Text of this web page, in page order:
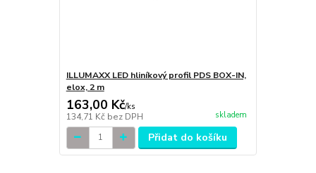
ILLUMAXX LED hliníkový profil PDS BOX-IN,
elox, 2 m
163,00 Kč/ks
134,71 Kč bez DPH skladem
Přidat do košíku